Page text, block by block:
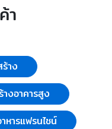
า
าง
งอาคารสูง
หารแฟรนไชน์